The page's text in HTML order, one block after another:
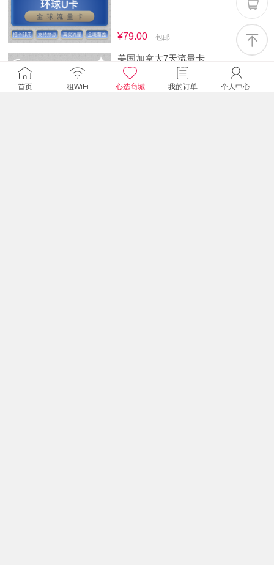
¥79.00 包邮
美国加拿大7天流量卡
单天2GB降速
首页 租WiFi 心选商城 我的订单 个人中心